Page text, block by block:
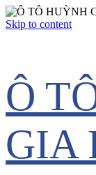
Skip to content
Ô
GIA